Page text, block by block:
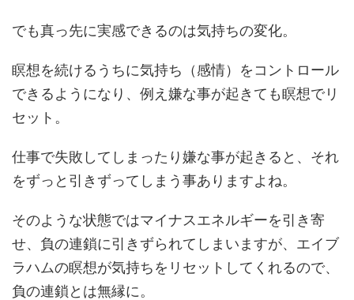
でも真っ先に実感できるのは気持ちの変化。
瞑想を続けるうちに気持ち（感情）をコントロール
できるようになり、例え嫌な事が起きても瞑想でリ
セット。
仕事で失敗してしまったり嫌な事が起きると、それ
をずっと引きずってしまう事ありますよね。
そのような状態ではマイナスエネルギーを引き寄
せ、負の連鎖に引きずられてしまいますが、エイブ
ラハムの瞑想が気持ちをリセットしてくれるので、
負の連鎖とは無縁に。